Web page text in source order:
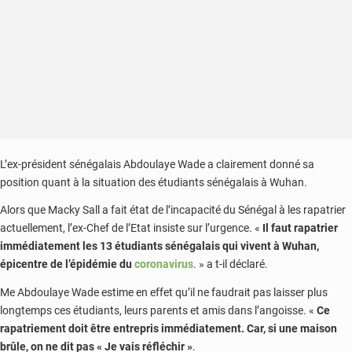
L’ex-président sénégalais Abdoulaye Wade a clairement donné sa
position quant à la situation des étudiants sénégalais à Wuhan.
Alors que Macky Sall a fait état de l’incapacité du Sénégal à les rapatrier
actuellement, l’ex-Chef de l’Etat insiste sur l’urgence. « Il faut rapatrier
immédiatement les 13 étudiants sénégalais qui vivent à Wuhan,
épicentre de l’épidémie du coronavirus. » a t-il déclaré.
Me Abdoulaye Wade estime en effet qu’il ne faudrait pas laisser plus
longtemps ces étudiants, leurs parents et amis dans l’angoisse. « Ce
rapatriement doit être entrepris immédiatement. Car, si une maison
brûle, on ne dit pas « Je vais réfléchir ».